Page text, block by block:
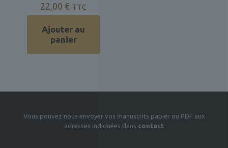
22,00€ TTC
Ajouter au
panier
Vous pouvez nous envoyer vos manuscrits papier ou PDF aux
adresses indiquées dans contact